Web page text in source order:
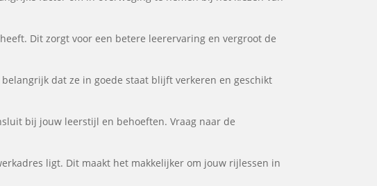
Dit zorgt voor een betere leerervaring en vergroot de
dat ze in goede staat blijft verkeren en geschikt
bij jouw leerstijl en behoeften. Vraag naar de
ligt. Dit maakt het makkelijker om jouw rijlessen in